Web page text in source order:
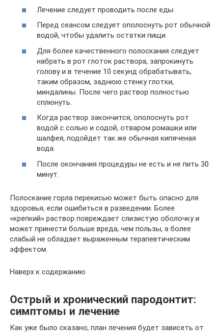
Лечение следует проводить после еды.
Перед сеансом следует ополоснуть рот обычной
водой, чтобы удалить остатки пищи.
Для более качественного полоскания следует
набрать в рот глоток раствора, запрокинуть
голову и в течение 10 секунд обрабатывать,
таким образом, заднюю стенку глотки,
миндалины. После чего раствор полностью
сплюнуть.
Когда раствор закончится, ополоснуть рот
водой с солью и содой, отваром ромашки или
шалфея, подойдет так же обычная кипяченая
вода.
После окончания процедуры не есть и не пить 30
минут.
Полоскание горла перекисью может быть опасно для
здоровья, если ошибиться в разведении. Более
«крепкий» раствор повреждает слизистую оболочку и
может принести больше вреда, чем пользы, а более
слабый не обладает выраженным терапевтическим
эффектом.
Наверх к содержанию
Острый и хронический пародонтит:
симптомы и лечение
Как уже было сказано, план лечения будет зависеть от